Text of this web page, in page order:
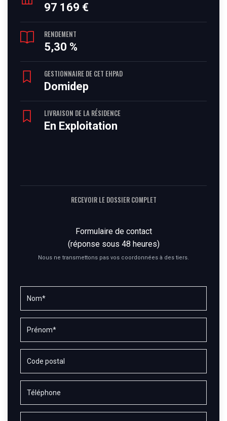
97 169 €
RENDEMENT
5,30 %
GESTIONNAIRE DE CET EHPAD
Domidep
LIVRAISON DE LA RÉSIDENCE
En Exploitation
RECEVOIR LE DOSSIER COMPLET
Formulaire de contact
(réponse sous 48 heures)
Nous ne transmettons pas vos coordonnées à des tiers.